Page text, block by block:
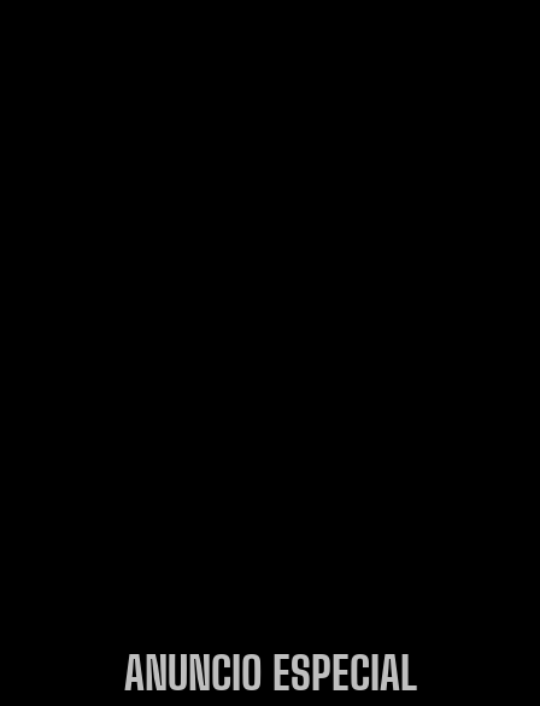
ANUNCIO ESPECIAL